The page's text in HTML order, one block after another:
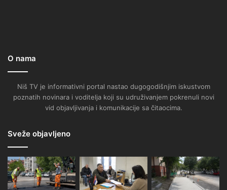
O nama
Niš TV je informativni portal nastao dugogodišnjim iskustvom
poznatih novinara i voditelja koji su udruživanjem pokrenuli novi
vid objavljivanja i komunikacije sa čitaocima.
Sveže objavljeno